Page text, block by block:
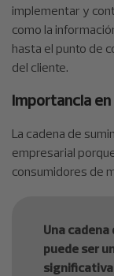
implementar y
como la
hasta el punto de
del cliente.
Importancia
La cadena de
empresarial
consumidores de
Una
puede ser